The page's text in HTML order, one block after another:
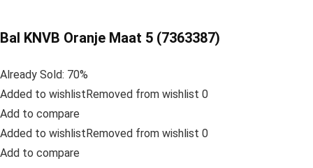
Bal KNVB Oranje Maat 5 (7363387)
Already Sold: 70%
Added to wishlistRemoved from wishlist 0
Add to compare
Added to wishlistRemoved from wishlist 0
Add to compare